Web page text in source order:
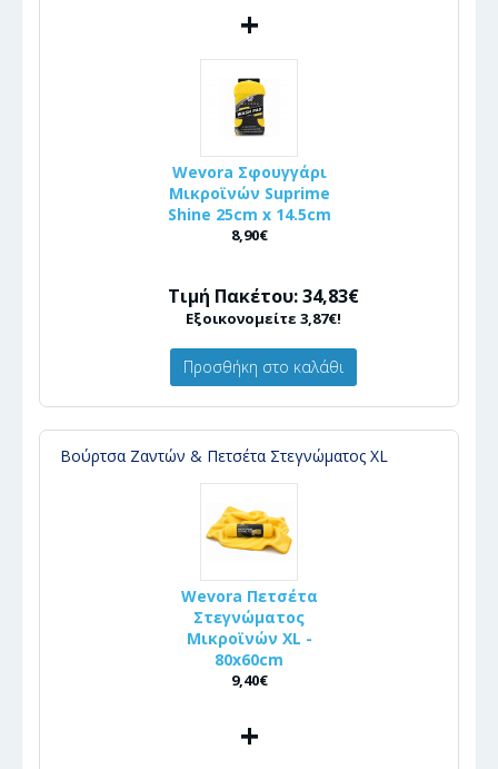
+
Wevora Σφουγγάρι
Μικροϊνών Suprime
Shine 25cm x 14.5cm
8,90€
Τιμή Πακέτου: 34,83€
Εξοικονομείτε 3,87€!
Προσθήκη στο καλάθι
Βούρτσα Ζαντών & Πετσέτα Στεγνώματος XL
Wevora Πετσέτα
Στεγνώματος
Μικροϊνών XL -
80x60cm
9,40€
+